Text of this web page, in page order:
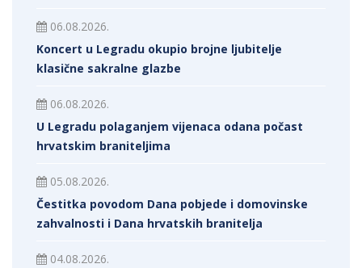
06.08.2026.
Koncert u Legradu okupio brojne ljubitelje
klasične sakralne glazbe
06.08.2026.
U Legradu polaganjem vijenaca odana počast
hrvatskim braniteljima
05.08.2026.
Čestitka povodom Dana pobjede i domovinske
zahvalnosti i Dana hrvatskih branitelja
04.08.2026.